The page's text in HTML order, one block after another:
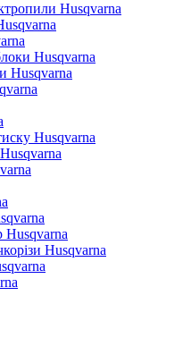
Husqvarna
Husqvarna
Husqvarna
Husqvarna
Husqvarna
Husqvarna